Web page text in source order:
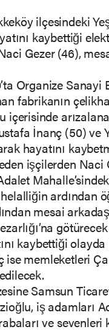
ilçesindeki
kaybettiği
Gezer (46),
Organize
fabrikanın
içerisinde
İnanç (50) ve
hayatını
işçilerden Naci
ardından
mesai
kaybettiği
ise memleketleri
Samsun
iş adamları
ve sevenleri